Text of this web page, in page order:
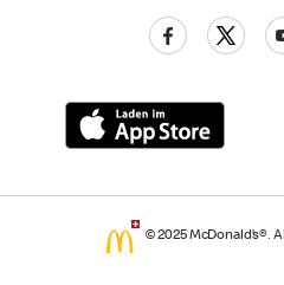
© 2025 McDonald’s®.